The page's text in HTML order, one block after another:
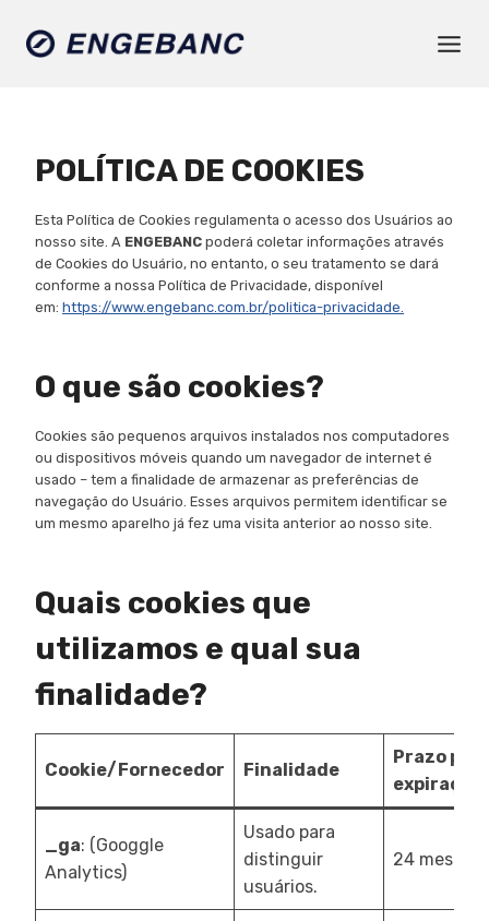
para
POLÍTICA DE COOKIES
Esta Política de Cookies regulamenta o acesso dos Usuários ao
nosso site. A ENGEBANC poderá coletar informações através
de Cookies do Usuário, no entanto, o seu tratamento se dará
conforme a nossa Política de Privacidade, disponível
em: https://www.engebanc.com.br/politica-privacidade.
O que são cookies?
Cookies são pequenos arquivos instalados nos computadores
ou dispositivos móveis quando um navegador de internet é
usado – tem a finalidade de armazenar as preferências de
navegação do Usuário. Esses arquivos permitem identiﬁcar se
um mesmo aparelho já fez uma visita anterior ao nosso site.
Quais cookies que
utilizamos e qual sua
finalidade?
Cookie/Fornecedor Finalidade
Prazo
expiração
_ga: (Googgle
Analytics)
Usado para
distinguir
usuários.
24 meses